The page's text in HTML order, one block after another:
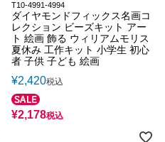
T10-4991-4994
ダイヤモンドフィックス名画コ
レクション ビーズキット アー
ト 絵画 飾る ウィリアムモリス
夏休み 工作キット 小学生 初心
者 子供 子ども 絵画
¥2,420税込
¥2,178税込